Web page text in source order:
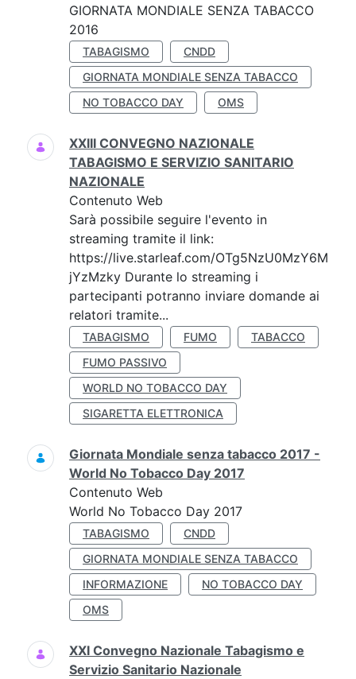
GIORNATA MONDIALE SENZA TABACCO
2016
TABAGISMO
CNDD
GIORNATA MONDIALE SENZA TABACCO
NO TOBACCO DAY
OMS
XXIII CONVEGNO NAZIONALE
TABAGISMO E SERVIZIO SANITARIO
NAZIONALE
Contenuto Web
Sarà possibile seguire l'evento in
streaming tramite il link:
https://live.starleaf.com/OTg5NzU0MzY6M
jYzMzky Durante lo streaming i
partecipanti potranno inviare domande ai
relatori tramite...
TABAGISMO FUMO
TABACCO
FUMO PASSIVO
WORLD NO TOBACCO DAY
SIGARETTA ELETTRONICA
Giornata Mondiale senza tabacco 2017 -
World No Tobacco Day 2017
Contenuto Web
World No Tobacco Day 2017
TABAGISMO
CNDD
GIORNATA MONDIALE SENZA TABACCO
INFORMAZIONE
NO TOBACCO DAY
OMS
XXI Convegno Nazionale Tabagismo e
Servizio Sanitario Nazionale